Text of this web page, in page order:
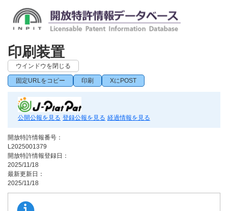
印刷装置
ウインドウを閉じる
固定URLをコピー 印刷 XにPOST
公開公報を見る 登録公報を見る 経過情報を見る
開放特許情報番号：
L2025001379
開放特許情報登録日：
2025/11/18
最新更新日：
2025/11/18